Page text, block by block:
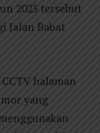
2023 tersebut
Jalan Babat
halaman
yang